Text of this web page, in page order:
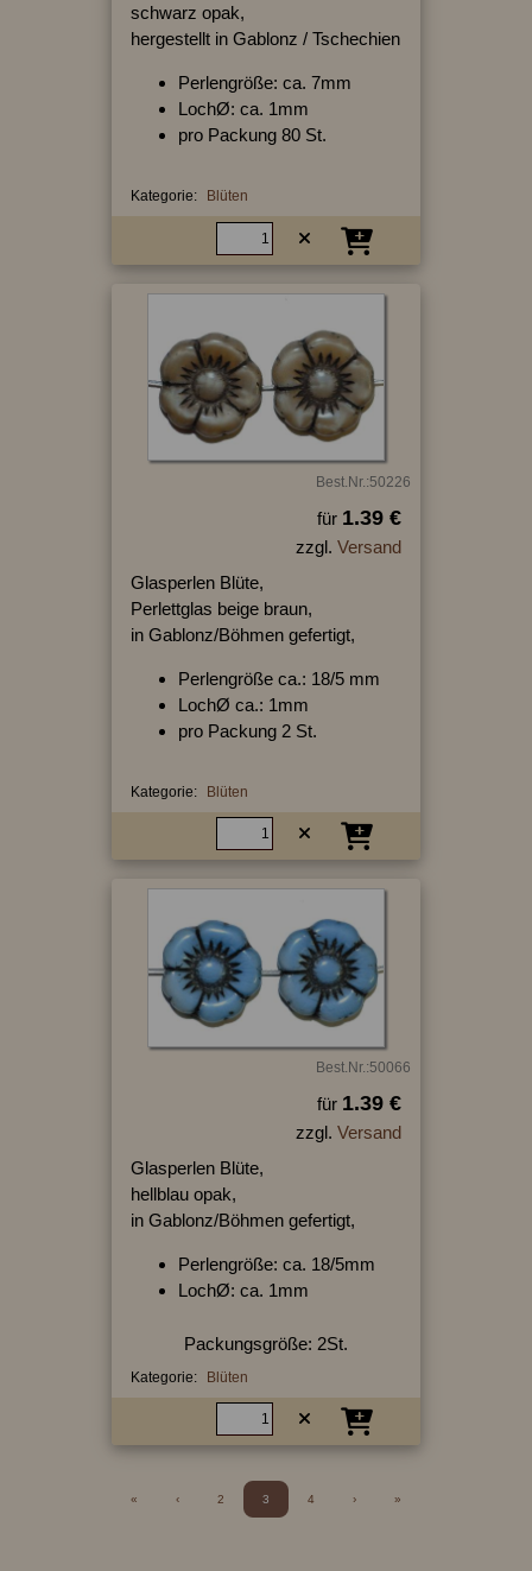
schwarz opak,
hergestellt in Gablonz / Tschechien
Perlengröße: ca. 7mm
LochØ: ca. 1mm
pro Packung 80 St.
Kategorie: Blüten
Best.Nr.:50226
für 1.39 €
zzgl. Versand
Glasperlen Blüte,
Perlettglas beige braun,
in Gablonz/Böhmen gefertigt,
Perlengröße ca.: 18/5 mm
LochØ ca.: 1mm
pro Packung 2 St.
Kategorie: Blüten
Best.Nr.:50066
für 1.39 €
zzgl. Versand
Glasperlen Blüte,
hellblau opak,
in Gablonz/Böhmen gefertigt,
Perlengröße: ca. 18/5mm
LochØ: ca. 1mm
Packungsgröße: 2St.
Kategorie: Blüten
« ‹ 2 3 4 › »